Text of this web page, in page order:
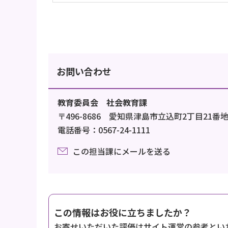
お問い合わせ
教育委員会 社会教育課
〒496-8686 愛知県津島市立込町2丁目21番地
電話番号：0567-24-1111
この担当課にメールを送る
この情報はお役に立ちましたか？